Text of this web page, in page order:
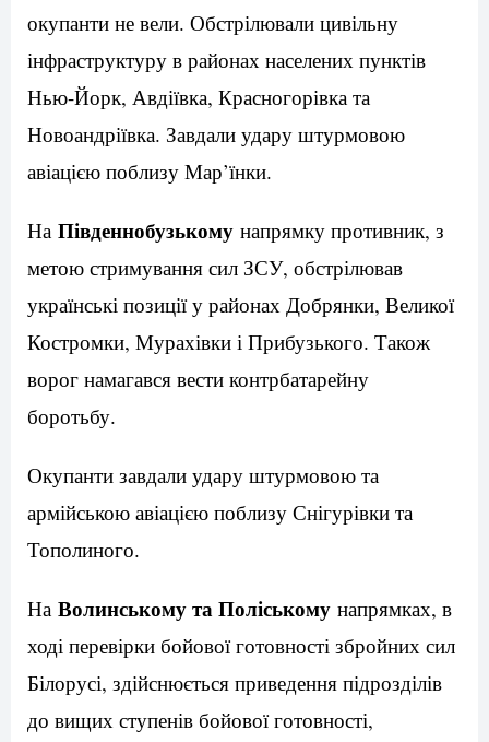
окупанти не вели. Обстрілювали цивільну
інфраструктуру в районах населених пунктів
Нью-Йорк, Авдіївка, Красногорівка та
Новоандріївка. Завдали удару штурмовою
авіацією поблизу Мар’їнки.
На Південнобузькому напрямку противник, з
метою стримування сил ЗСУ, обстрілював
українські позиції у районах Добрянки, Великої
Костромки, Мурахівки і Прибузького. Також
ворог намагався вести контрбатарейну
боротьбу.
Окупанти завдали удару штурмовою та
армійською авіацією поблизу Снігурівки та
Тополиного.
На Волинському та Поліському напрямках, в
ході перевірки бойової готовності збройних сил
Білорусі, здійснюється приведення підрозділів
до вищих ступенів бойової готовності,